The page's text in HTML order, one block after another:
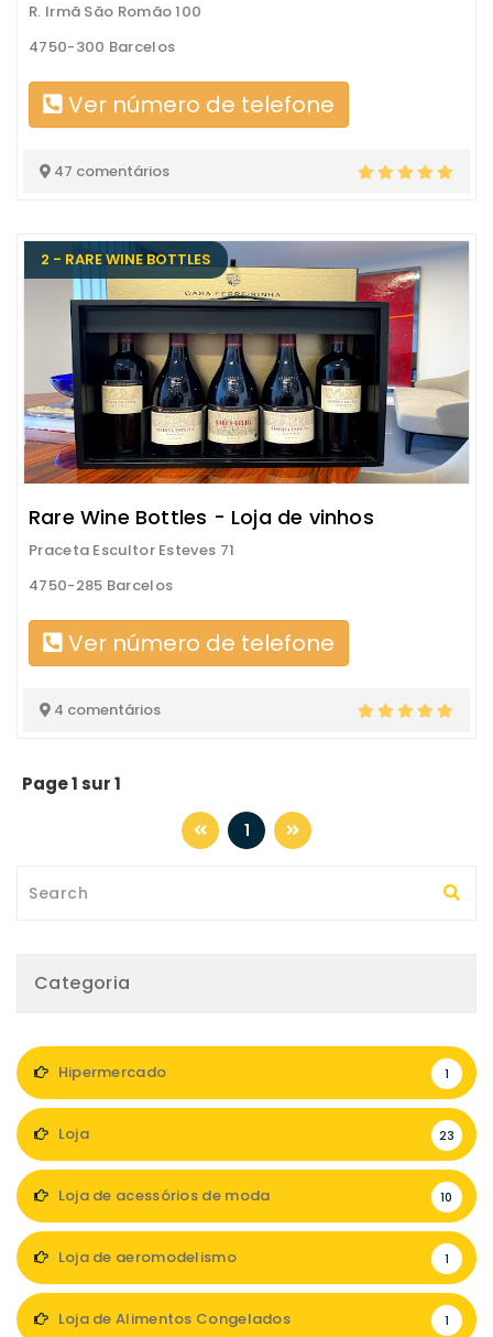
R. Irmã São Romão 100
4750-300 Barcelos
Ver número de telefone
47 comentários
2 - RARE WINE BOTTLES
Rare Wine Bottles - Loja de vinhos
Praceta Escultor Esteves 71
4750-285 Barcelos
Ver número de telefone
4 comentários
Page 1 sur 1
1
Categoria
Hipermercado 1
Loja 23
Loja de acessórios de moda 10
Loja de aeromodelismo 1
Loja de Alimentos Congelados 1